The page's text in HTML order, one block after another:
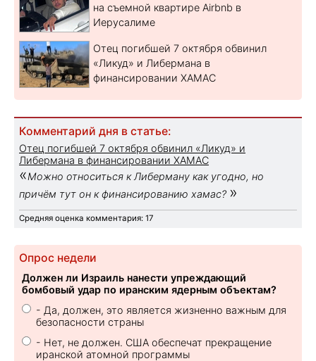
на съемной квартире Airbnb в
Иерусалиме
Отец погибшей 7 октября обвинил
«Ликуд» и Либермана в
финансировании ХАМАС
Комментарий дня в статье:
Отец погибшей 7 октября обвинил «Ликуд» и
Либермана в финансировании ХАМАС
«Можно относиться к Либерману как угодно, но
причём тут он к финансированию хамас? »
Средняя оценка комментария: 17
Опрос недели
Должен ли Израиль нанести упреждающий
бомбовый удар по иранским ядерным объектам?
- Да, должен, это является жизненно важным для
безопасности страны
- Нет, не должен. США обеспечат прекращение
иранской атомной программы